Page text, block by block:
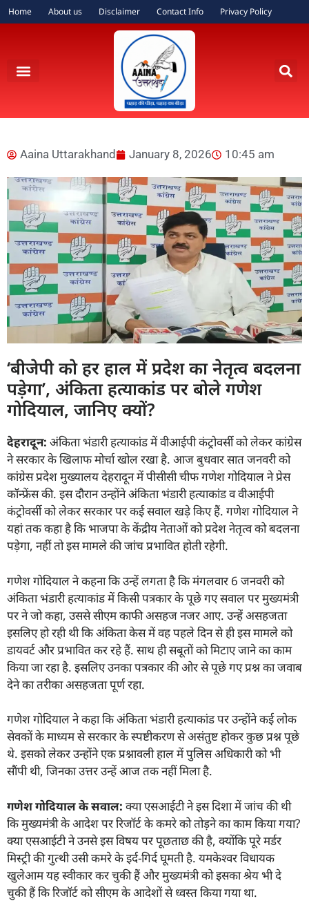
Home About us Disclaimer Contact Info Privacy Policy
Aaina Uttarakhand January 8, 2026 10:45 am
‘बीजेपी को हर हाल में प्रदेश का नेतृत्व बदलना
पडे़गा’, अंकिता हत्याकांड पर बोले गणेश
गोदियाल, जानिए क्यों?
देहरादून: अंकिता भंडारी हत्याकांड में वीआईपी कंट्रोवर्सी को लेकर कांग्रेस
ने सरकार के खिलाफ मोर्चा खोल रखा है. आज बुधवार सात जनवरी को
कांग्रेस प्रदेश मुख्यालय देहरादून में पीसीसी चीफ गणेश गोदियाल ने प्रेस
कॉन्फ्रेंस की. इस दौरान उन्होंने अंकिता भंडारी हत्याकांड व वीआईपी
कंट्रोवर्सी को लेकर सरकार पर कई सवाल खड़े किए हैं. गणेश गोदियाल ने
यहां तक कहा है कि भाजपा के केंद्रीय नेताओं को प्रदेश नेतृत्व को बदलना
पड़ेगा, नहीं तो इस मामले की जांच प्रभावित होती रहेगी.
गणेश गोदियाल ने कहना कि उन्हें लगता है कि मंगलवार 6 जनवरी को
अंकिता भंडारी हत्याकांड में किसी पत्रकार के पूछे गए सवाल पर मुख्यमंत्री
पर ने जो कहा, उससे सीएम काफी असहज नजर आए. उन्हें असहजता
इसलिए हो रही थी कि अंकिता केस में वह पहले दिन से ही इस मामले को
डायवर्ट और प्रभावित कर रहे हैं. साथ ही सबूतों को मिटाए जाने का काम
किया जा रहा है. इसलिए उनका पत्रकार की ओर से पूछे गए प्रश्न का जवाब
देने का तरीका असहजता पूर्ण रहा.
गणेश गोदियाल ने कहा कि अंकिता भंडारी हत्याकांड पर उन्होंने कई लोक
सेवकों के माध्यम से सरकार के स्पष्टीकरण से असंतुष्ट होकर कुछ प्रश्न पूछे
थे. इसको लेकर उन्होंने एक प्रश्नावली हाल में पुलिस अधिकारी को भी
सौंपी थी, जिनका उत्तर उन्हें आज तक नहीं मिला है.
गणेश गोदियाल के सवाल: क्या एसआईटी ने इस दिशा में जांच की थी
कि मुख्यमंत्री के आदेश पर रिजॉर्ट के कमरे को तोड़ने का काम किया गया?
क्या एसआईटी ने उनसे इस विषय पर पूछताछ की है, क्योंकि पूरे मर्डर
मिस्ट्री की गुत्थी उसी कमरे के इर्द-गिर्द घूमती है. यमकेश्वर विधायक
खुलेआम यह स्वीकार कर चुकी हैं और मुख्यमंत्री को इसका श्रेय भी दे
चुकी हैं कि रिजॉर्ट को सीएम के आदेशों से ध्वस्त किया गया था.